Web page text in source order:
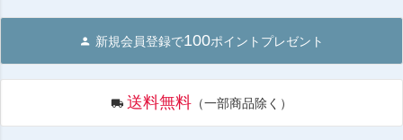
新規会員登録で100ポイントプレゼント
送料無料 （一部商品除く）